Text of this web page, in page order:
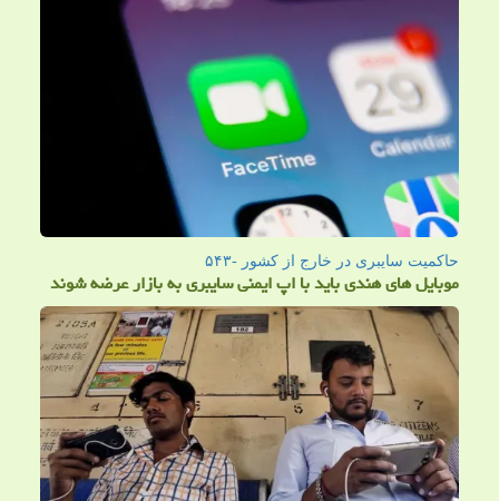
حاكمیت سایبری در خارج از كشور -۵۴۳
موبایل های هندی باید با اپ ایمنی سایبری به بازار عرضه شوند